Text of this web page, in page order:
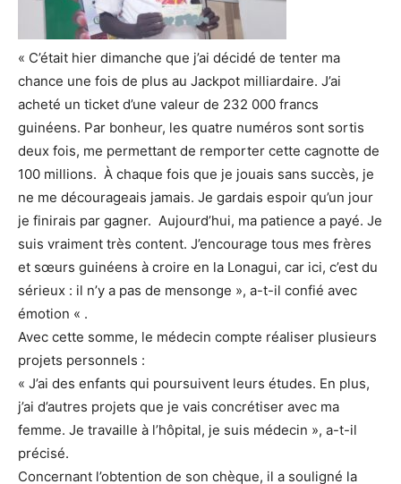
« C’était hier dimanche que j’ai décidé de tenter ma
chance une fois de plus au Jackpot milliardaire. J’ai
acheté un ticket d’une valeur de 232 000 francs
guinéens. Par bonheur, les quatre numéros sont sortis
deux fois, me permettant de remporter cette cagnotte de
100 millions. À chaque fois que je jouais sans succès, je
ne me décourageais jamais. Je gardais espoir qu’un jour
je finirais par gagner. Aujourd’hui, ma patience a payé. Je
suis vraiment très content. J’encourage tous mes frères
et sœurs guinéens à croire en la Lonagui, car ici, c’est du
sérieux : il n’y a pas de mensonge », a-t-il confié avec
émotion « .
Avec cette somme, le médecin compte réaliser plusieurs
projets personnels :
« J’ai des enfants qui poursuivent leurs études. En plus,
j’ai d’autres projets que je vais concrétiser avec ma
femme. Je travaille à l’hôpital, je suis médecin », a-t-il
précisé.
Concernant l’obtention de son chèque, il a souligné la